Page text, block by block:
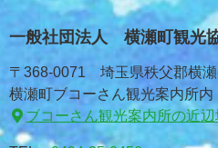
一般社団法人 横瀬町観光
〒368-0071 埼玉県秩父郡横
横瀬町ブコーさん観光案内所内
ブコーさん観光案内所の近辺